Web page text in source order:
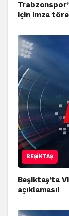
için imza
BEŞIKTAŞ
Beşiktaş’ta
açıklaması!